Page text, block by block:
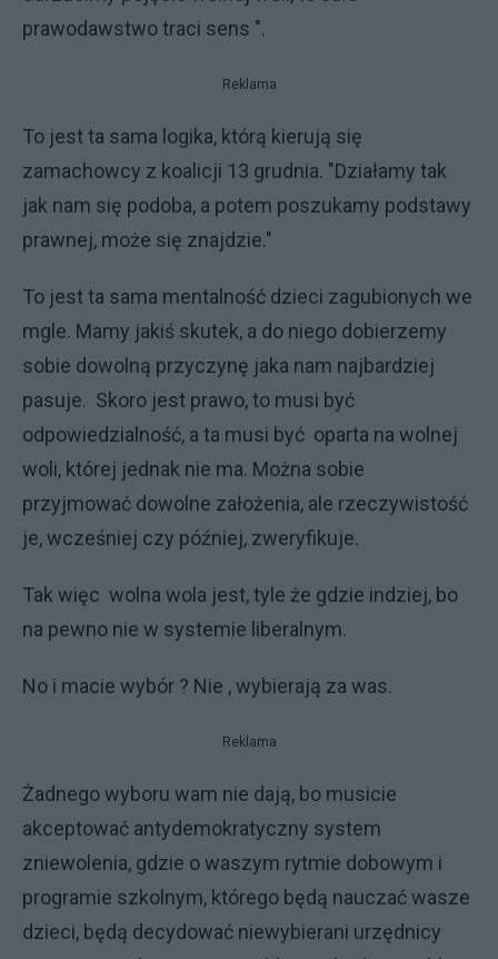
prawodawstwo traci sens ".
Reklama
To jest ta sama logika, którą kierują się
zamachowcy z koalicji 13 grudnia. "Działamy tak
jak nam się podoba, a potem poszukamy podstawy
prawnej, może się znajdzie."
To jest ta sama mentalność dzieci zagubionych we
mgle. Mamy jakiś skutek, a do niego dobierzemy
sobie dowolną przyczynę jaka nam najbardziej
pasuje. Skoro jest prawo, to musi być
odpowiedzialność, a ta musi być oparta na wolnej
woli, której jednak nie ma. Można sobie
przyjmować dowolne założenia, ale rzeczywistość
je, wcześniej czy później, zweryfikuje.
Tak więc wolna wola jest, tyle że gdzie indziej, bo
na pewno nie w systemie liberalnym.
No i macie wybór ? Nie , wybierają za was.
Reklama
Żadnego wyboru wam nie dają, bo musicie
akceptować antydemokratyczny system
zniewolenia, gdzie o waszym rytmie dobowym i
programie szkolnym, którego będą nauczać wasze
dzieci, będą decydować niewybierani urzędnicy